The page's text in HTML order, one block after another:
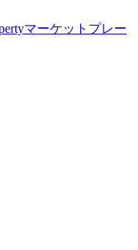
マーケットプレー